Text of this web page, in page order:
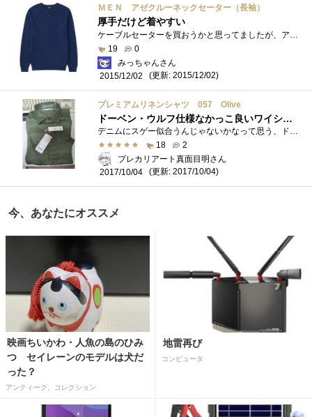
ＭＥＮ アゼクルーネックセーター（長袖）
厚手だけど着やすい
ケーブルセーターを買おうかと思ってましたが、アゼクルーネックセーターの方にしちゃいました。ユニクロにしては、少し厚手のタイプですね�...
19
0
みっちゃんさん
2015/12/02
(更新: 2015/12/02)
プレミアムリネンシャツ 057 Olive
ドーベン・ウルフ仕様なかっこ良いワイシャツです。
デニムにスゲー似合うんじゃないかなって思う、ドーベン・ウルフ仕様なかっこ良いワイシャツです。量産型ザク仕様っていうのもokだ。おれはそ...
18
2
プレカリアート真面目明さん
2017/10/04
(更新: 2017/10/04)
今、あなたにオススメ
映画ちいかわ・人魚の島のひみ
つ セイレーンのモデルは犬だ
った？
アンティーク、コレクション
地雷再び
コンピュータ